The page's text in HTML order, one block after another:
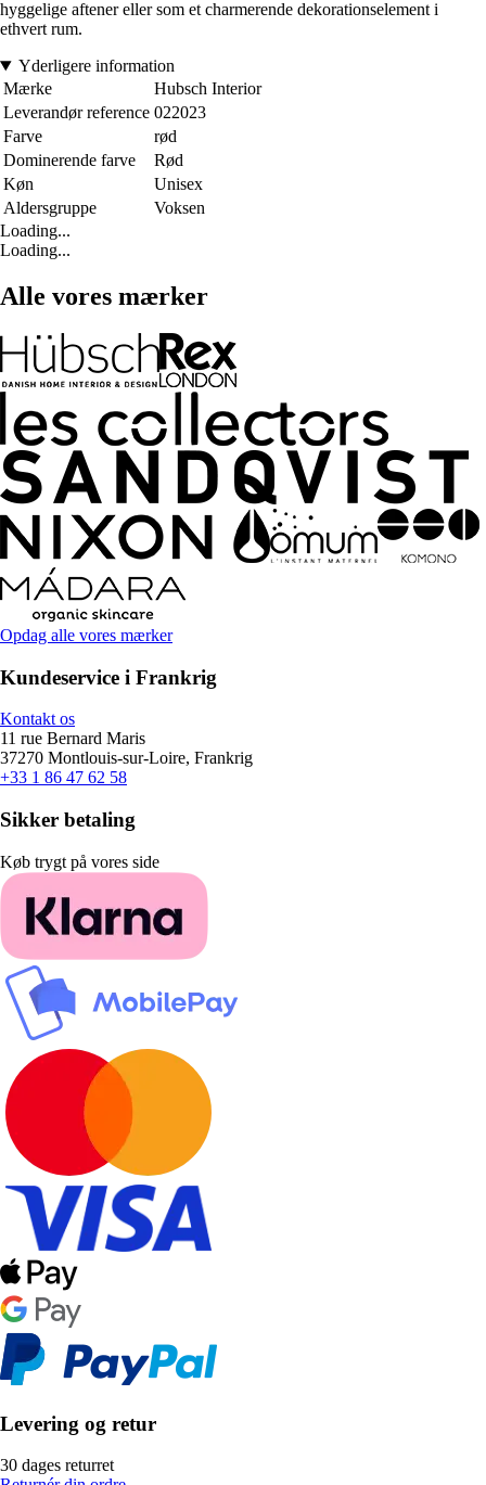
hyggelige aftener eller som et charmerende dekorationselement i
ethvert rum.
Yderligere information
Mærke
Hubsch Interior
Leverandør reference 022023
Farve
rød
Dominerende farve
Rød
Køn
Unisex
Aldersgruppe
Voksen
Loading...
Loading...
Alle vores mærker
Opdag alle vores mærker
Kundeservice i Frankrig
Kontakt os
11 rue Bernard Maris
37270 Montlouis-sur-Loire, Frankrig
+33 1 86 47 62 58
Sikker betaling
Køb trygt på vores side
Levering og retur
30 dages returret